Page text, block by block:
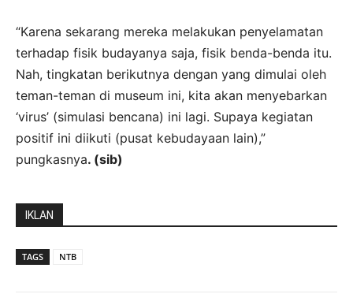
“Karena sekarang mereka melakukan penyelamatan
terhadap fisik budayanya saja, fisik benda-benda itu.
Nah, tingkatan berikutnya dengan yang dimulai oleh
teman-teman di museum ini, kita akan menyebarkan
‘virus’ (simulasi bencana) ini lagi. Supaya kegiatan
positif ini diikuti (pusat kebudayaan lain),”
pungkasnya. (sib)
IKLAN
TAGS NTB